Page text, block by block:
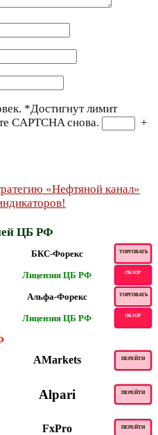
*Достигнут лимит
CAPTCHA снова.
+
ЦБ РФ
БКС-Форекс ТОРГОВАТЬ
Лицензия ЦБ РФ ОБЗОР
Альфа-Форекс ТОРГОВАТЬ
Лицензия ЦБ РФ ОБЗОР
AMarkets
ПЕРЕЙТИ
Alpari ПЕРЕЙТИ
FxPro ПЕРЕЙТИ